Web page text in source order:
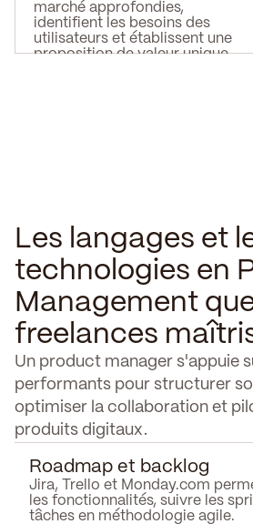
marché approfondies,
identifient les besoins des
utilisateurs et établissent une
proposition de valeur unique.
Les langages et
technologies en
Management
freelances
Un product manager s'appuie
performants pour structurer
optimiser la collaboration et
produits digitaux.
Roadmap et backlog
Jira, Trello et Monday.com
les fonctionnalités, suivre les
tâches en méthodologie agile.